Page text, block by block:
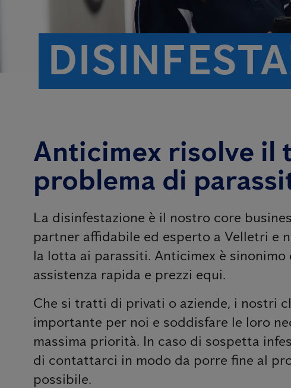
Anticimex risolve il
problema di
La disinfestazione è il nostro core
partner affidabile ed esperto a Velletri e
la lotta ai parassiti. Anticimex è
assistenza rapida e prezzi equi.
Che si tratti di privati ​​o aziende, i nostri
importante per noi e soddisfare le loro
massima priorità. In caso di sospetta
di contattarci in modo da porre fine al
possibile.